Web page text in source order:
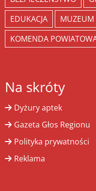
EDUKACJA
MUZEUM
KOMENDA
Na skróty
Dyżury aptek
Gazeta Głos Regionu
Polityka prywatności
Reklama